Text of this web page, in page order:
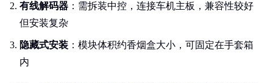
有线解码器 ：需拆装中控，连接车机主板，兼容性较好
但安装复杂
隐藏式安装 ：模块体积约香烟盒大小，可固定在手套箱
内